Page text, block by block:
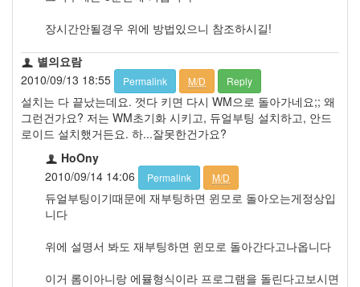
장시간안될경우 위에 방법있으니 참조하시길!
별의요람
2010/09/13 18:55
Permalink M/D Reply
설치는 다 끝났는데요. 껏다 키면 다시 WM으로 돌아가네요;; 왜
그런건가요? 저는 WM초기화 시키고, 듀얼부팅 설치하고, 안드
로이드 설치했거든요. 하...잘못한건가요?
HoOny
2010/09/14 14:06
Permalink M/D
듀얼부팅이기때문에 재부팅하면 윈모로 돌아오는게정상입
니다
위에 설명서 봐도 재부팅하면 윈모로 돌아간다고나옵니다
이거 롬이아니랑 에뮬형식이라 프로그램을 돌린다고보시면